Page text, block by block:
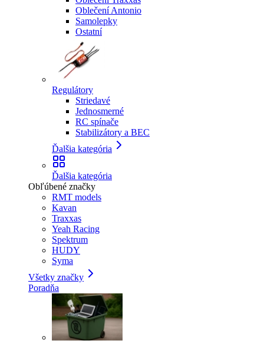
Oblečení Antonio
Samolepky
Ostatní
Regulátory
Striedavé
Jednosmerné
RC spínače
Stabilizátory a BEC
Ďalšia kategória
Ďalšia kategória
Obľúbené značky
RMT models
Kavan
Traxxas
Yeah Racing
Spektrum
HUDY
Syma
Všetky značky
Poradňa